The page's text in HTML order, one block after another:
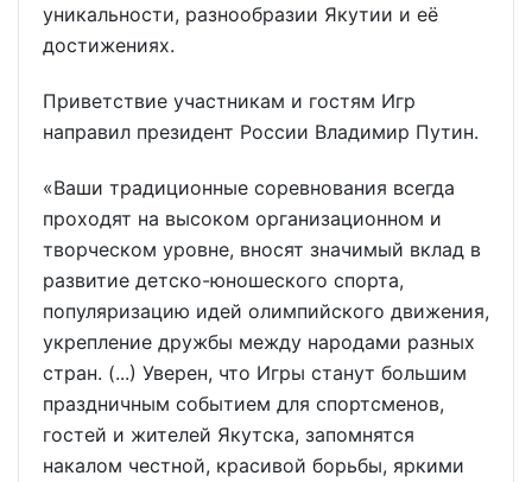
уникальности, разнообразии Якутии и её
достижениях.
Приветствие участникам и гостям Игр
направил президент России Владимир Путин.
«Ваши традиционные соревнования всегда
проходят на высоком организационном и
творческом уровне, вносят значимый вклад в
развитие детско-юношеского спорта,
популяризацию идей олимпийского движения,
укрепление дружбы между народами разных
стран. (...) Уверен, что Игры станут большим
праздничным событием для спортсменов,
гостей и жителей Якутска, запомнятся
накалом честной, красивой борьбы, яркими